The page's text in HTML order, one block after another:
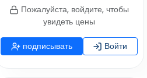
Пожалуйста, войдите, чтобы
увидеть цены
подписывать Войти